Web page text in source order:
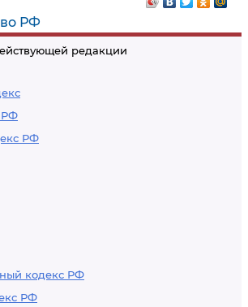
РФ
редакции
РФ
РФ
кодекс РФ
РФ